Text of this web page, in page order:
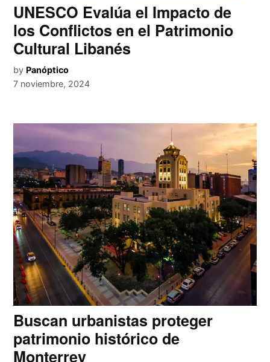
UNESCO Evalúa el Impacto de
los Conflictos en el Patrimonio
Cultural Libanés
by Panóptico
7 noviembre, 2024
Buscan urbanistas proteger
patrimonio histórico de
Monterrey